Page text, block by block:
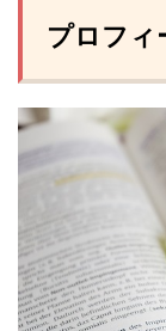
プロフィ